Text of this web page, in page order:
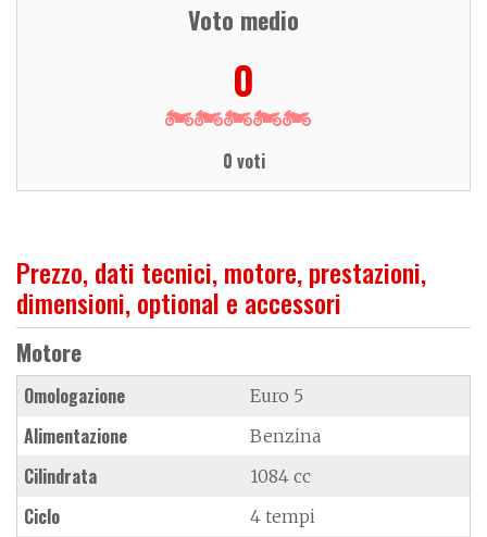
Voto medio
0
0 voti
Prezzo, dati tecnici, motore, prestazioni,
dimensioni, optional e accessori
Motore
Omologazione Euro 5
Alimentazione Benzina
Cilindrata 1084 cc
Ciclo 4 tempi